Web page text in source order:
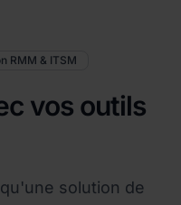
RMM & ITSM
vos outils
solution de